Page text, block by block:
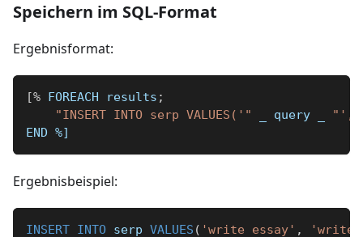
Speichern im SQL-Format
Ergebnisformat:
[% FOREACH results ;
"INSERT INTO serp VALUES('"
query
"',
END %]
Ergebnisbeispiel:
INSERT INTO serp VALUES ( 'write essay' ,
'write